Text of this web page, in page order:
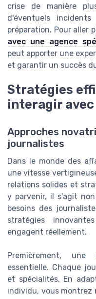
crise de manière
d'éventuels
préparation. Pour aller
avec une agence
peut apporter une
et garantir un succès
Stratégies
interagir
Approches
journalistes
Dans le monde des
une vitesse
relations solides et
y parvenir, il s'agit
besoins des
stratégies
engagent réellement.
Premièrement,
essentielle. Chaque
et spécialités. En
individu, vous montrez